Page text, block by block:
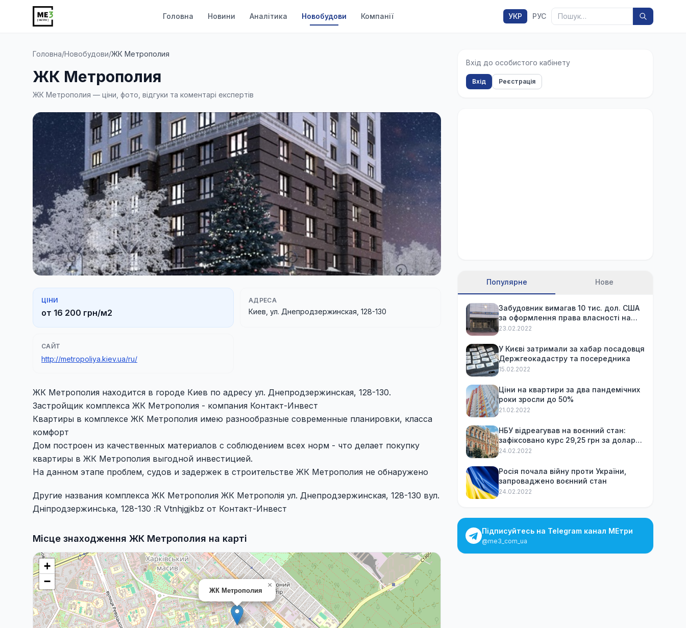
Головна Новини Аналітика Новобудови Компанії УКР РУС Пошук
Головна/Новобудови/ЖК Метрополия
ЖК Метрополия
ЖК Метрополия — ціни, фото, відгуки та коментарі експертів
ЦІНИ
от 16 200 грн/м2
АДРЕСА
Киев, ул. Днепродзержинская, 128-130
САЙТ
http://metropoliya.kiev.ua/ru/
ЖК Метрополия находится в городе Киев по адресу ул. Днепродзержинская, 128-130.
Застройщик комплекса ЖК Метрополия - компания Контакт-Инвест
Квартиры в комплексе ЖК Метрополия имею разнообразные современные планировки, класса
комфорт
Дом построен из качественных материалов с соблюдением всех норм - что делает покупку
квартиры в ЖК Метрополия выгодной инвестицией.
На данном этапе проблем, судов и задержек в строительстве ЖК Метрополия не обнаружено
Другие названия комплекса ЖК Метрополия ЖК Метрополія ул. Днепродзержинская, 128-130 вул.
Дніпродзержинська, 128-130 :R Vtnhjgjkbz от Контакт-Инвест
Місце знаходження ЖК Метрополия на карті
ЖК Метрополия
×
+
−
Вхід до особистого кабінету
Вхід Реєстрація
Популярне Нове
Забудовник вимагав 10 тис. дол. США
за оформлення права власності на
вже куплену квартиру
23.02.2022
У Києві затримали за хабар посадовця
Держгеокадастру та посередника
15.02.2022
Ціни на квартири за два пандемічних
роки зросли до 50%
21.02.2022
НБУ відреагував на воєнний стан:
зафіксовано курс 29,25 грн за долар
та обмежив зняття готівки
24.02.2022
Росія почала війну проти України,
запроваджено воєнний стан
24.02.2022
Підписуйтесь на Telegram канал МЕтри
@me3_com_ua